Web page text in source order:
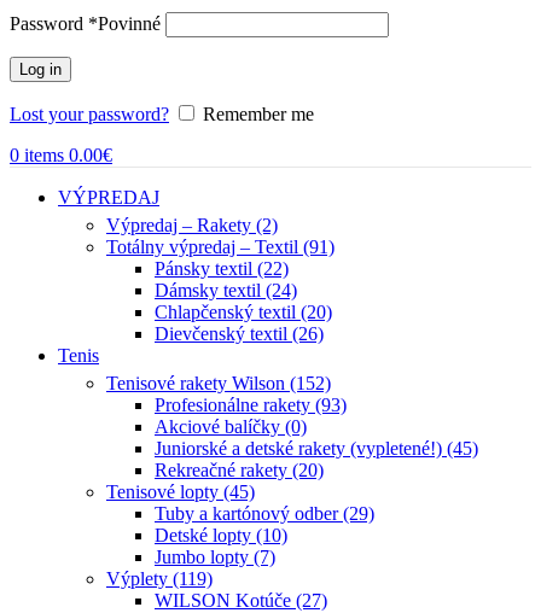
Password *Povinné
Log in
Lost your password?
Remember me
0 items 0.00€
VÝPREDAJ
Výpredaj – Rakety (2)
Totálny výpredaj – Textil (91)
Pánsky textil (22)
Dámsky textil (24)
Chlapčenský textil (20)
Dievčenský textil (26)
Tenis
Tenisové rakety Wilson (152)
Profesionálne rakety (93)
Akciové balíčky (0)
Juniorské a detské rakety (vypletené!) (45)
Rekreačné rakety (20)
Tenisové lopty (45)
Tuby a kartónový odber (29)
Detské lopty (10)
Jumbo lopty (7)
Výplety (119)
WILSON Kotúče (27)